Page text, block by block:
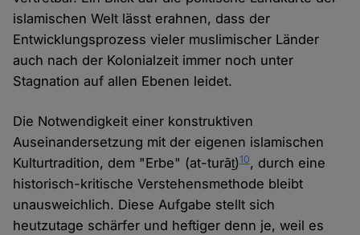
islamischen Welt lässt erahnen, dass der
Entwicklungsprozess vieler muslimischer Länder
auch nach der Kolonialzeit immer noch unter
Stagnation auf allen Ebenen leidet.
Die Notwendigkeit einer konstruktiven
Auseinandersetzung mit der eigenen islamischen
Kulturtradition, dem "Erbe" (at-turāṯ)10, durch eine
historisch-kritische Verstehensmethode bleibt
unausweichlich. Diese Aufgabe stellt sich
heutzutage schärfer und heftiger denn je, weil es